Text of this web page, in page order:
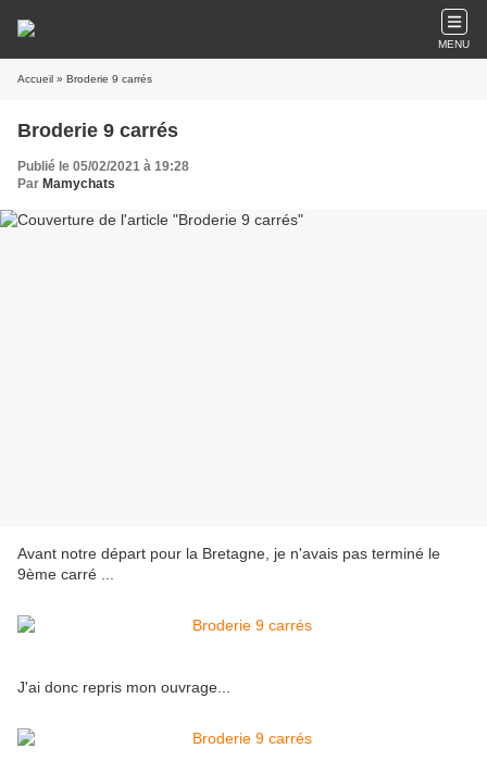
MENU
Accueil » Broderie 9 carrés
Broderie 9 carrés
Publié le 05/02/2021 à 19:28
Par Mamychats
Avant notre départ pour la Bretagne, je n'avais pas terminé le
9ème carré ...
J'ai donc repris mon ouvrage...